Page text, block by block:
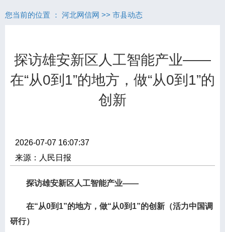
您当前的位置 ： 河北网信网 >> 市县动态
探访雄安新区人工智能产业——
在“从0到1”的地方，做“从0到1”的
创新
2026-07-07 16:07:37
来源：人民日报
探访雄安新区人工智能产业——
在“从0到1”的地方，做“从0到1”的创新（活力中国调
研行）